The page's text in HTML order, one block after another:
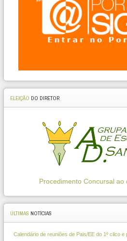
ELEIÇÃO DO DIRETOR
Procedimento Concursal ao
ÚLTIMAS NOTÍCIAS
Calendário de reuniões de Pais/EE do 1º cilco e